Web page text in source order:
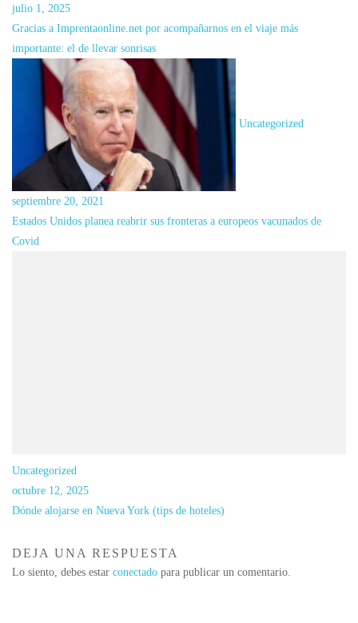
julio 1, 2025
Gracias a Imprentaonline.net por acompañarnos en el viaje más
importante: el de llevar sonrisas
Uncategorized
septiembre 20, 2021
Estados Unidos planea reabrir sus fronteras a europeos vacunados de
Covid
Uncategorized
octubre 12, 2025
Dónde alojarse en Nueva York (tips de hoteles)
DEJA UNA RESPUESTA
Lo siento, debes estar conectado para publicar un comentario.